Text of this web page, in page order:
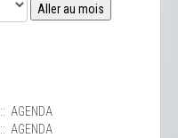
Aller au mois
:: AGENDA
:: AGENDA